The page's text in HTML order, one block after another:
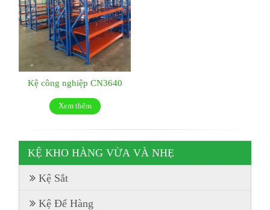
Kệ công nghiệp CN3640
Xem thêm
KỆ KHO HÀNG VỪA VÀ NHẸ
Kệ Sắt
Kệ Để Hàng